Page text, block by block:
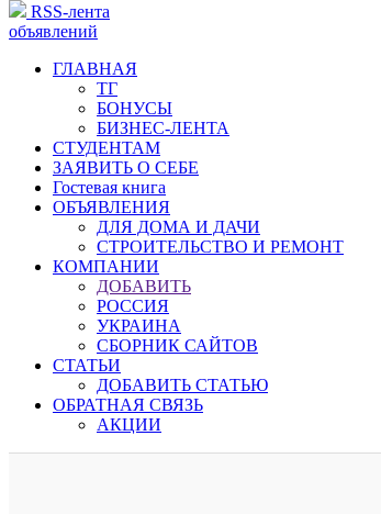
RSS-лента
объявлений
ГЛАВНАЯ
ТГ
БОНУСЫ
БИЗНЕС-ЛЕНТА
СТУДЕНТАМ
ЗАЯВИТЬ О СЕБЕ
Гостевая книга
ОБЪЯВЛЕНИЯ
ДЛЯ ДОМА И ДАЧИ
СТРОИТЕЛЬСТВО И РЕМОНТ
КОМПАНИИ
ДОБАВИТЬ
РОССИЯ
УКРАИНА
СБОРНИК САЙТОВ
СТАТЬИ
ДОБАВИТЬ СТАТЬЮ
ОБРАТНАЯ СВЯЗЬ
АКЦИИ